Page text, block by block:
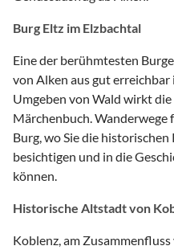
Burg Eltz im Elzbachtal
Eine der berühmtesten
von Alken aus gut
Umgeben von Wald wirkt
Märchenbuch.
Burg, wo Sie die
besichtigen und in die
können.
Historische Altstadt von
Koblenz, am